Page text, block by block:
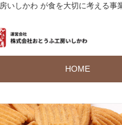
いしかわ が食を大切に考える
HOME